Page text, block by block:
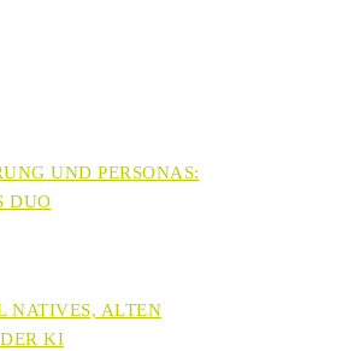
UND PERSONAS:
DUO
NATIVES, ALTEN
KI